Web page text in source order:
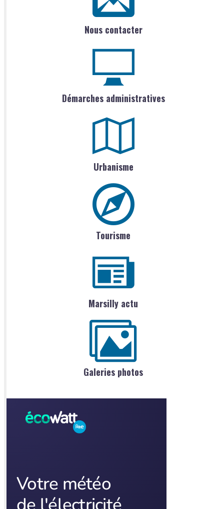
Nous contacter
Démarches administratives
Urbanisme
Tourisme
Marsilly actu
Galeries photos